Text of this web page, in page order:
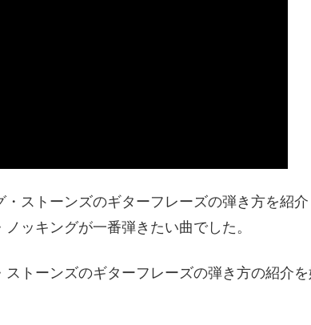
ストーンズのギターフレーズの弾き方を紹介
ッキングが一番弾きたい曲でした。
トーンズのギターフレーズの弾き方の紹介